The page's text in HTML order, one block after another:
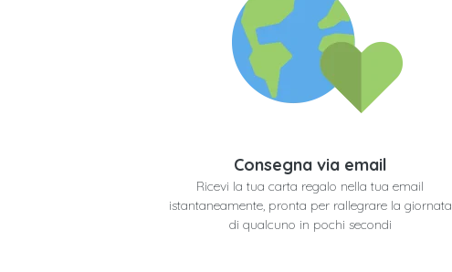
Consegna via email
Ricevi la tua carta regalo nella tua email
istantaneamente, pronta per rallegrare la giornata
di qualcuno in pochi secondi